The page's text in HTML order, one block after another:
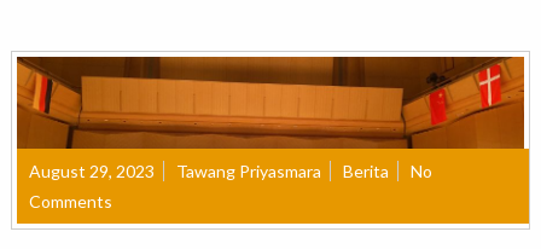
August 29, 2023 Tawang Priyasmara Berita
No
Comments